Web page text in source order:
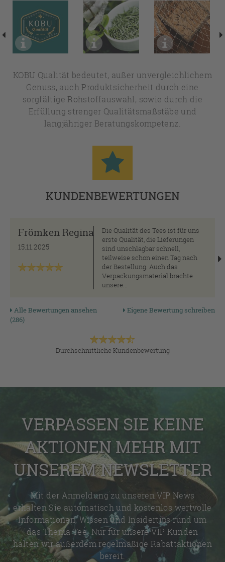
KOBU Qualität bedeutet, außer unvergleichlichem
Genuss, auch Produktsicherheit durch eine
sorgfältige Rohstoffauswahl, sowie durch die
Erfüllung strenger Qualitätsmaßstäbe und
langjähriger Beratungskompetenz.
KUNDENBEWERTUNGEN
Frömken Regina
15.11.2025
Die Qualität des Tees ist für uns
erste Qualität, die Lieferungen
sind unschlagbar schnell,
teilweise schon einen Tag nach
der Bestellung. Auch das
Verpackungsmaterial brachte
unsere...
Alle Bewertungen ansehen
(286)
Eigene Bewertung schreiben
Durchschnittliche Kundenbewertung
VERPASSEN SIE KEINE
AKTIONEN MEHR MIT
UNSEREM NEWSLETTER
Mit der Anmeldung zu unseren VIP News
erhalten Sie automatisch und kostenlos wertvolle
Informationen, Wissen und Insidertips rund um
das Thema Tee. Nur für unsere VIP Kunden
halten wir außerdem regelmäßige Rabattaktionen
bereit.